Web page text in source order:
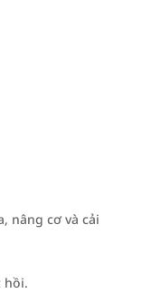
nâng cơ và cải
hồi.